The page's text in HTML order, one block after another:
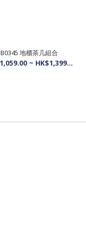
B0345 地櫃茶几組合
HK$1,059.00 ~ HK$1,399.00